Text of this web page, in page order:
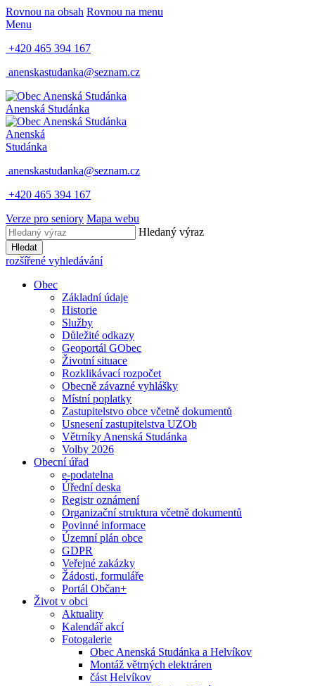
Rovnou na obsah Rovnou na menu
Menu
+420 465 394 167
anenskastudanka@seznam.cz
Anenská Studánka
Anenská
Studánka
anenskastudanka@seznam.cz
+420 465 394 167
Verze pro seniory Mapa webu
Hledaný výraz
Hledat
rozšířené vyhledávání
Obec
Základní údaje
Historie
Služby
Důležité odkazy
Geoportál GObec
Životní situace
Rozklikávací rozpočet
Obecně závazné vyhlášky
Místní poplatky
Zastupitelstvo obce včetně dokumentů
Usnesení zastupitelstva UZOb
Větrníky Anenská Studánka
Volby 2026
Obecní úřad
e-podatelna
Úřední deska
Registr oznámení
Organizační struktura včetně dokumentů
Povinné informace
Územní plán obce
GDPR
Veřejné zakázky
Žádosti, formuláře
Portál Občan+
Život v obci
Aktuality
Kalendář akcí
Fotogalerie
Obec Anenská Studánka a Helvíkov
Montáž větrných elektráren
část Helvíkov